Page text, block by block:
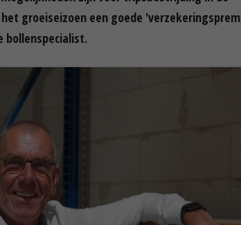
groeiseizoen een goede
bollenspecialist.